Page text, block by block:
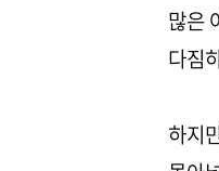
많은
다짐
하지